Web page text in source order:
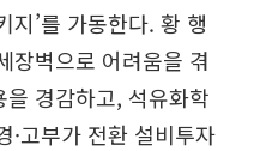
’를 가동한다. 황 행
장벽으로 어려움을 겪
을 경감하고, 석유화학
·고부가 전환 설비투자